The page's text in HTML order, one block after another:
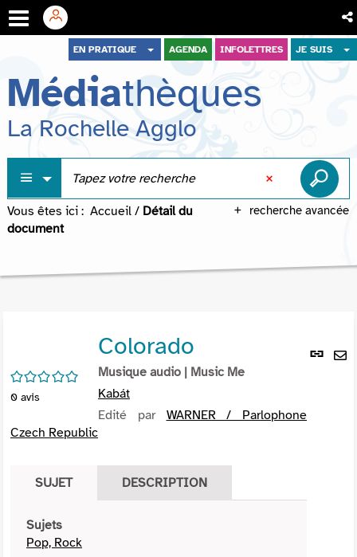
menu
contenu
recherche
EN PRATIQUE AGENDA INFOLETTRES JE SUIS
Médiathèques
La Rochelle Agglo
recherche avancée
Vous êtes ici : Accueil / Détail du
document
Lien
/5
0 avis
Colorado
Musique audio | Music Me
Kabát
Edité par WARNER / Parlophone
Czech Republic
SUJET DESCRIPTION
Sujets
Pop, Rock